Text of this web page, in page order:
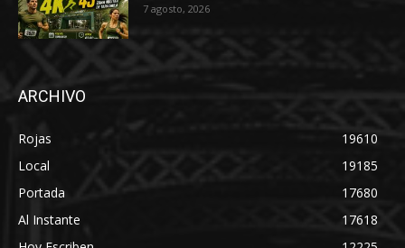
7 agosto, 2026
ARCHIVO
Rojas
19610
Local
19185
Portada
17680
Al Instante
17618